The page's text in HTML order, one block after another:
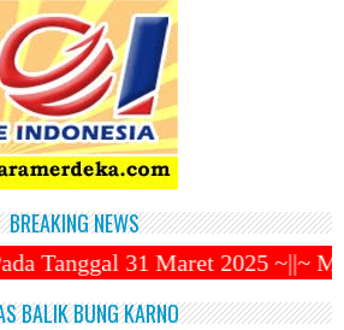
BREAKING NEWS
~||~ Muhammadiyah
BALIK BUNG KARNO